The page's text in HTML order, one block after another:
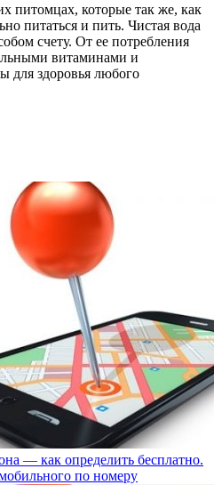
питомцах, которые так же, как
питаться и пить. Чистая вода
счету. От ее потребления
витаминами и
для здоровья любого
— как определить бесплатно.
по номеру